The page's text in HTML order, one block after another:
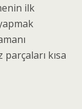
ilk
kısa